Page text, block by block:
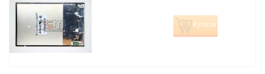
Купити